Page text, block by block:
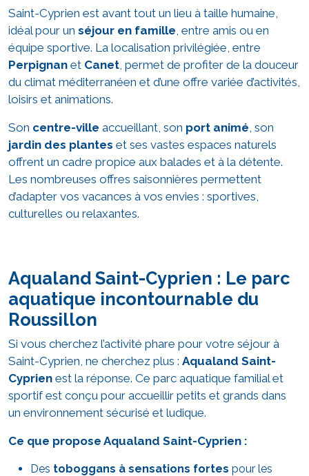
Saint-Cyprien est avant tout un lieu à taille humaine,
idéal pour un séjour en famille, entre amis ou en
équipe sportive. La localisation privilégiée, entre
Perpignan et Canet, permet de profiter de la douceur
du climat méditerranéen et d’une offre variée d’activités,
loisirs et animations.
Son centre-ville accueillant, son port animé, son
jardin des plantes et ses vastes espaces naturels
offrent un cadre propice aux balades et à la détente.
Les nombreuses offres saisonnières permettent
d’adapter vos vacances à vos envies : sportives,
culturelles ou relaxantes.
Aqualand Saint-Cyprien : Le parc
aquatique incontournable du
Roussillon
Si vous cherchez l’activité phare pour votre séjour à
Saint-Cyprien, ne cherchez plus : Aqualand Saint-
Cyprien est la réponse. Ce parc aquatique familial et
sportif est conçu pour accueillir petits et grands dans
un environnement sécurisé et ludique.
Ce que propose Aqualand Saint-Cyprien :
Des toboggans à sensations fortes pour les